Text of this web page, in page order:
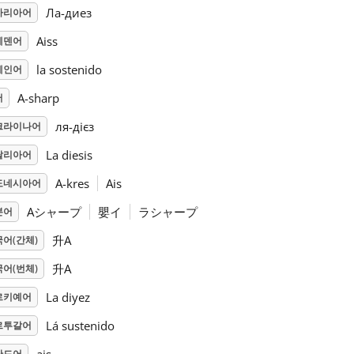
리아어 Ла-диез
덴어 Aiss
인어 la sostenido
A-sharp
라이나어 ля-дієз
리아어 La diesis
네시아어 A-kres Ais
어 Aシャープ 嬰イ ラシャープ
어(간체) 升A
어(번체) 升A
키예어 La diyez
투갈어 Lá sustenido